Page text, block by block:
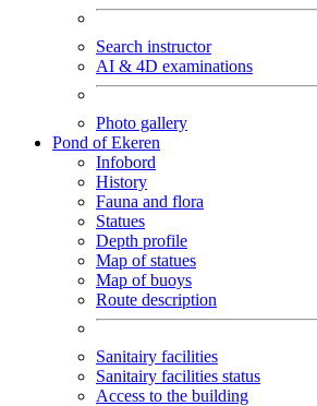
Search instructor
AI & 4D examinations
Photo gallery
Pond of Ekeren
Infobord
History
Fauna and flora
Statues
Depth profile
Map of statues
Map of buoys
Route description
Sanitairy facilities
Sanitairy facilities status
Access to the building